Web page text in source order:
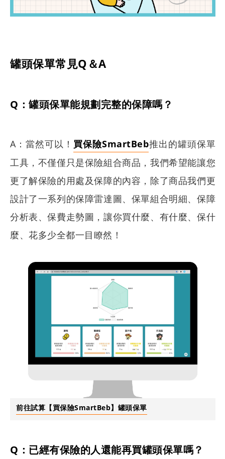
罐頭保單常見Q＆A
Q：罐頭保單能規劃完整的保障嗎？
A：當然可以！ 買保險SmartBeb推出的罐頭保單
工具，不僅僅只是保險組合商品，我們希望能讓您
更了解保險的用處及保障的內容，除了商品我們更
設計了一系列的保障雷達圖、保單組合明細、保障
分析表、保費走勢圖，讓你買什麼、有什麼、保什
麼、花多少全都一目瞭然！
前往試算【買保險SmartBeb】罐頭保單
Q：已經有保險的人還能再買罐頭保單嗎？